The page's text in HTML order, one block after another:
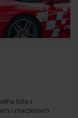
lista z
i znaczeniem